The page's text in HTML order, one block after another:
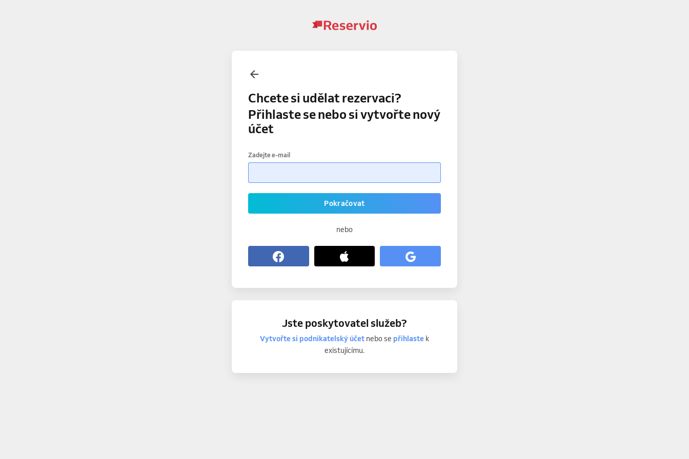
Chcete si udělat rezervaci?
Přihlaste se nebo si vytvořte nový
účet
Zadejte e-mail
Pokračovat
nebo
Jste poskytovatel služeb?
Vytvořte si podnikatelský účetnebo se přihlastek
existujícímu.